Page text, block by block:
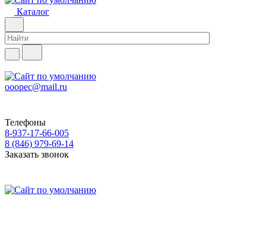
Каталог
ooopec@mail.ru
Телефоны
8-937-17-66-005
8 (846) 979-69-14
Заказать звонок